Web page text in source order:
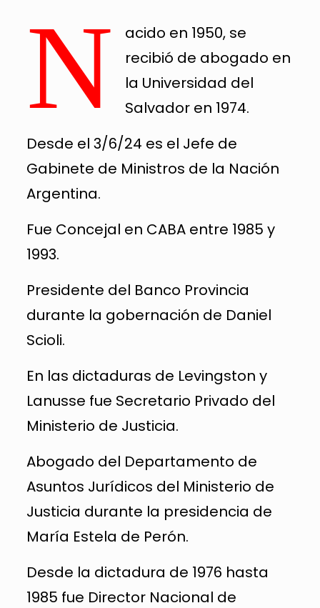
N
acido en 1950, se
recibió de abogado en
la Universidad del
Salvador en 1974.
Desde el 3/6/24 es el Jefe de
Gabinete de Ministros de la Nación
Argentina.
Fue Concejal en CABA entre 1985 y
1993.
Presidente del Banco Provincia
durante la gobernación de Daniel
Scioli.
En las dictaduras de Levingston y
Lanusse fue Secretario Privado del
Ministerio de Justicia.
Abogado del Departamento de
Asuntos Jurídicos del Ministerio de
Justicia durante la presidencia de
María Estela de Perón.
Desde la dictadura de 1976 hasta
1985 fue Director Nacional de